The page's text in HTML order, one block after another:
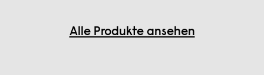
Alle Produkte ansehen